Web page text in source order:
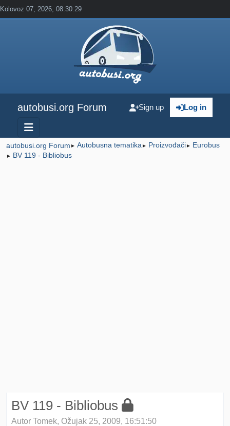
Kolovoz 07, 2026, 08:30:29
autobusi.org Forum Log in
Sign up
autobusi.org Forum ► Autobusna tematika ► Proizvođači► Eurobus
► BV 119 - Bibliobus
BV 119 - Bibliobus
Autor Tomek, Ožujak 25, 2009, 16:51:50